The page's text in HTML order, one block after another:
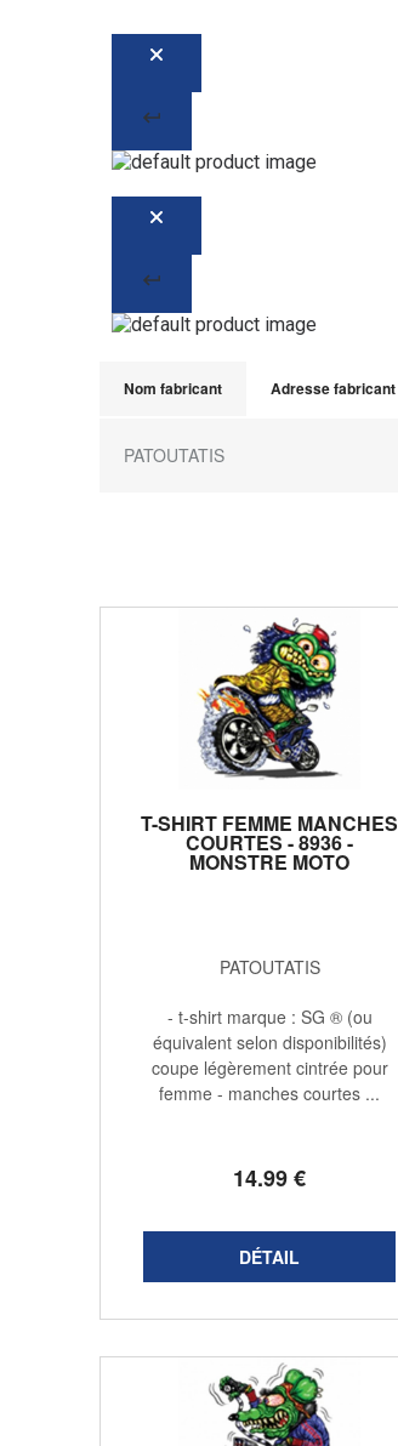
Nom fabricant Adresse fabricant
PATOUTATIS
T-SHIRT FEMME MANCHES
COURTES - 8936 -
MONSTRE MOTO
PATOUTATIS
14.99€
- t-shirt marque : SG ® (ou
équivalent selon disponibilités)
coupe légèrement cintrée pour
femme - manches courtes ...